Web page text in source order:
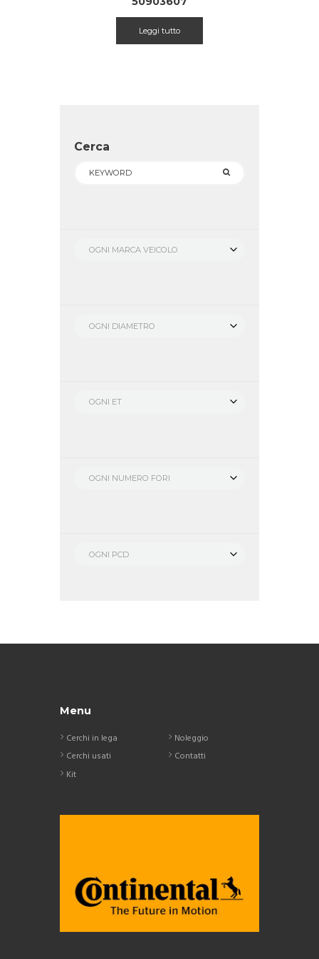
Leggi tutto
Cerca
OGNI MARCA VEICOLO
OGNI DIAMETRO
OGNI ET
OGNI NUMERO FORI
OGNI PCD
Menu
Cerchi in lega
Cerchi usati
Kit
Noleggio
Contatti